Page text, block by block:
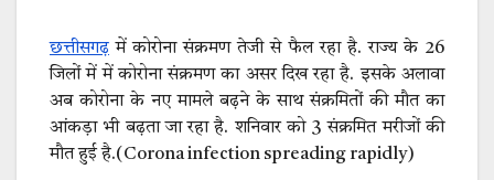
छत्तीसगढ़ में कोरोना संक्रमण तेजी से फैल रहा है. राज्य के 26
जिलों में में कोरोना संक्रमण का असर दिख रहा है. इसके अलावा
अब कोरोना के नए मामले बढ़ने के साथ संक्रमितों की मौत का
आंकड़ा भी बढ़ता जा रहा है. शनिवार को 3 संक्रमित मरीजों की
मौत हुई है.(Corona infection spreading rapidly)